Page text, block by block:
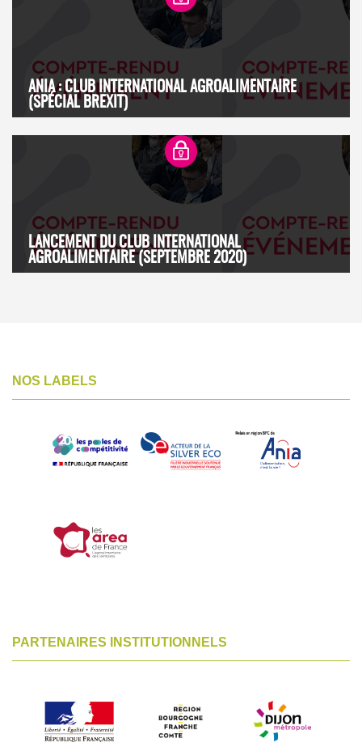
ANIA : CLUB INTERNATIONAL AGROALIMENTAIRE
(SPÉCIAL BREXIT)
LANCEMENT DU CLUB INTERNATIONAL
AGROALIMENTAIRE (SEPTEMBRE 2020)
NOS LABELS
PARTENAIRES INSTITUTIONNELS